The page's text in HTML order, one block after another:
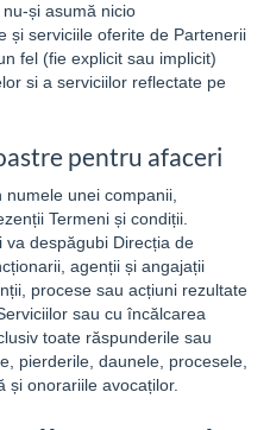
și asumă nicio
și serviciile oferite de Partenerii
fel (fie explicit sau implicit)
si a serviciilor reflectate pe
pentru afaceri
unei companii,
Termeni și condiții.
despăgubi Direcția de
agenții și angajații
procese sau acțiuni rezultate
sau cu încălcarea
toate răspunderile sau
pierderile, daunele, procesele,
și onorariile avocaților.